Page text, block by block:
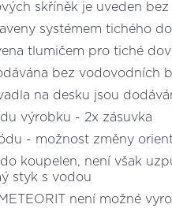
skříněk je uveden
systémem tichého
tlumičem pro tiché
bez vodovodních
na desku jsou
výrobku - 2x zásuvka
- možnost změny
koupelen, není však
styk s vodou
není možné